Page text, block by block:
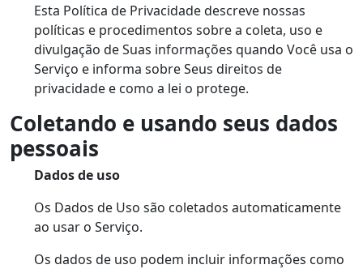
Esta Política de Privacidade descreve nossas
políticas e procedimentos sobre a coleta, uso e
divulgação de Suas informações quando Você usa o
Serviço e informa sobre Seus direitos de
privacidade e como a lei o protege.
Coletando e usando seus dados
pessoais
Dados de uso
Os Dados de Uso são coletados automaticamente
ao usar o Serviço.
Os dados de uso podem incluir informações como